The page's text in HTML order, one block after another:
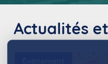
Actualités